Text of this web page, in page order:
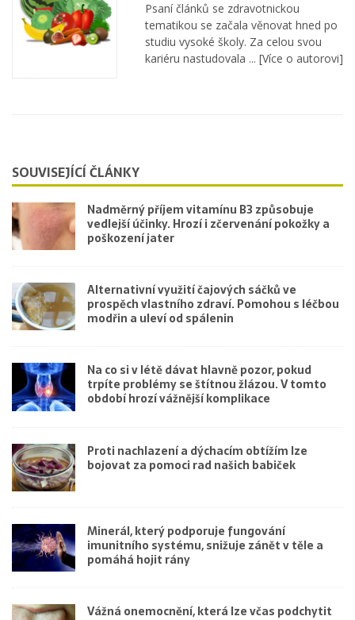
Psaní článků se zdravotnickou
tematikou se začala věnovat hned po
studiu vysoké školy. Za celou svou
kariéru nastudovala ... [Více o autorovi]
SOUVISEJÍCÍ ČLÁNKY
Nadměrný příjem vitamínu B3 způsobuje
vedlejší účinky. Hrozí i zčervenání pokožky a
poškození jater
Alternativní využití čajových sáčků ve
prospěch vlastního zdraví. Pomohou s léčbou
modřin a uleví od spálenin
Na co si v létě dávat hlavně pozor, pokud
trpíte problémy se štítnou žlázou. V tomto
období hrozí vážnější komplikace
Proti nachlazení a dýchacím obtížím lze
bojovat za pomoci rad našich babiček
Minerál, který podporuje fungování
imunitního systému, snižuje zánět v těle a
pomáhá hojit rány
Vážná onemocnění, která lze včas podchytit